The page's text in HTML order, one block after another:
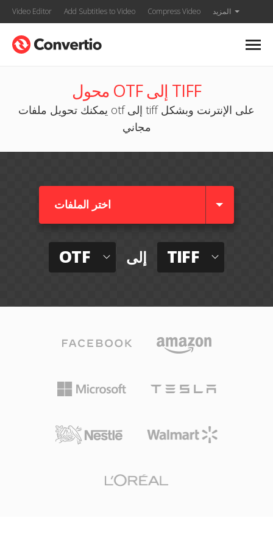
Video Editor Add Subtitles to Video Compress Video المزيد
محول OTF إلى TIFF
يمكنك تحويل ملفات otf إلى tiff على الإنترنت وبشكل
مجاني
اختر الملفات
OTF إلى TIFF